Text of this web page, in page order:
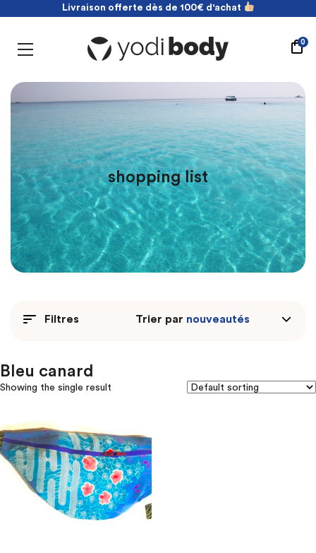
Livraison offerte dès de 100€ d'achat
Livraison offerte dès de 100€ d'achat
0
shopping list
Filtres Trier par
Bleu canard
Showing the single result